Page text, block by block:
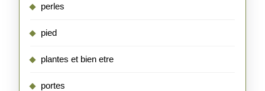
perles
pied
plantes et bien etre
portes